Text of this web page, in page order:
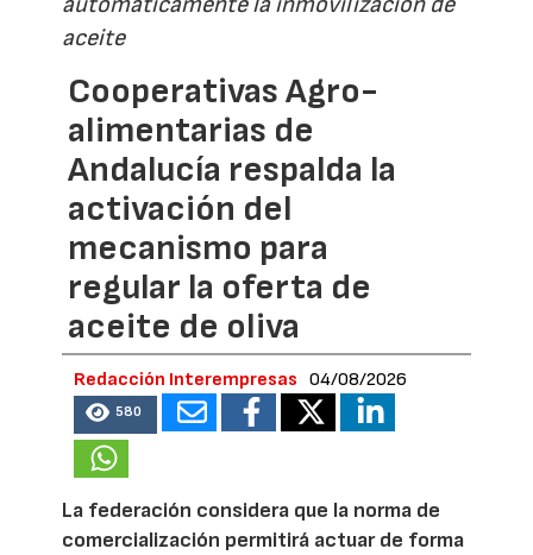
aceite
Cooperativas Agro-
alimentarias de
Andalucía respalda la
activación del
mecanismo para
regular la oferta de
aceite de oliva
Redacción Interempresas 04/08/2026
580
La federación considera que la norma de
comercialización permitirá actuar de forma